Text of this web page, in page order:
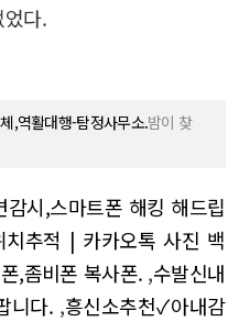
다.
,역활대행-탐정사무소.밤이 찾
시,스마트폰 해킹 해드립
추적 | 카카오톡 사진 백
,좀비폰 복사폰. ,수발신내
니다. ,흥신소추천✓아내감